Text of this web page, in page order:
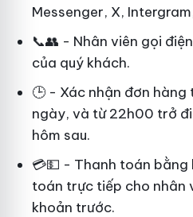
Messenger, X,
📞👥 - Nhân viên gọi
của quý khách.
🕒 - Xác nhận đơn
ngày, và từ 22h00 trở
hôm sau.
💳💵 - Thanh toán
toán trực tiếp cho nhân
khoản trước.